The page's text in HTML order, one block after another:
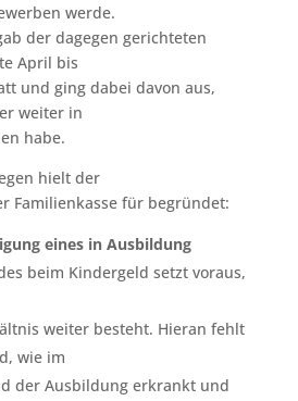
werde.
der dagegen gerichteten
April bis
und ging dabei davon aus,
weiter in
habe.
hielt der
Familienkasse für begründet:
eines in Ausbildung
beim Kindergeld setzt voraus,
weiter besteht. Hieran fehlt
wie im
der Ausbildung erkrankt und